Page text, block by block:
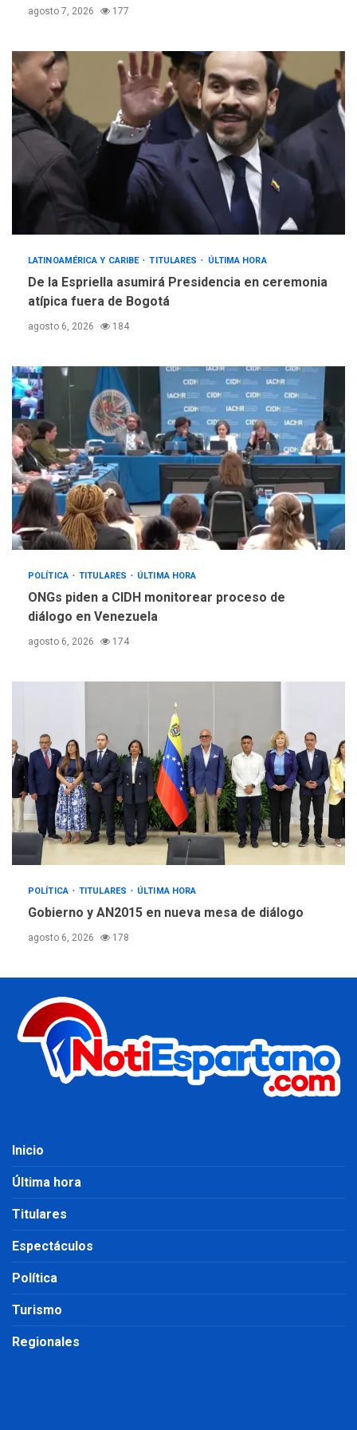
agosto 7, 2026 177
LATINOAMÉRICA Y CARIBE TITULARES ÚLTIMA HORA
De la Espriella asumirá Presidencia en ceremonia
atípica fuera de Bogotá
agosto 6, 2026 184
POLÍTICA TITULARES ÚLTIMA HORA
ONGs piden a CIDH monitorear proceso de
diálogo en Venezuela
agosto 6, 2026 174
POLÍTICA TITULARES ÚLTIMA HORA
Gobierno y AN2015 en nueva mesa de diálogo
agosto 6, 2026 178
Inicio
Última hora
Titulares
Espectáculos
Política
Turismo
Regionales